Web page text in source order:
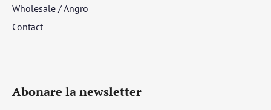
Wholesale / Angro
Contact
Abonare la newsletter